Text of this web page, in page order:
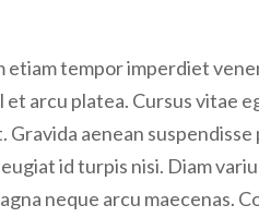
etiam tempor imperdiet
et arcu platea. Cursus vitae
aenean
id turpis nisi. Diam
neque arcu maecenas.